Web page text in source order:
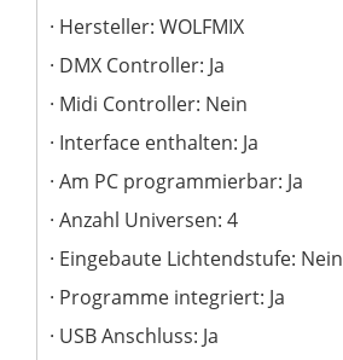
Hersteller: WOLFMIX
DMX Controller: Ja
Midi Controller: Nein
Interface enthalten: Ja
Am PC programmierbar: Ja
Anzahl Universen: 4
Eingebaute Lichtendstufe: Nein
Programme integriert: Ja
USB Anschluss: Ja